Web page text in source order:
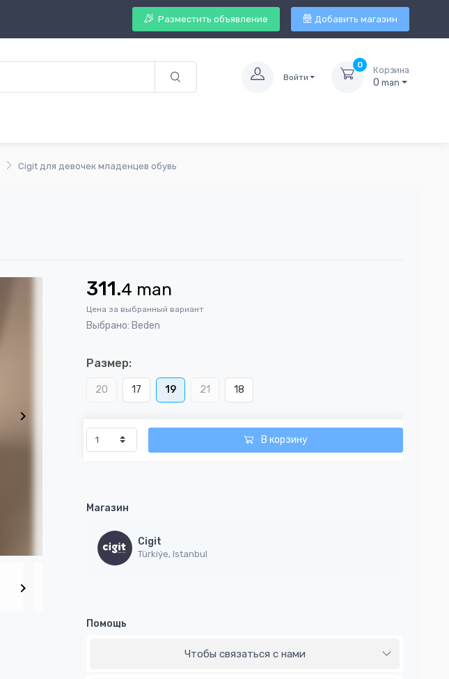
Разместить объявление Добавить магазин
Войти
0
Корзина
0 man
Cigit для девочек младенцев обувь
311.4 man
Цена за выбранный вариант
Выбрано: Beden
Размер:
20 17 19 21 18
В корзину
Магазин
Cigit
Türkiýe, Istanbul
Помощь
Чтобы связаться с нами